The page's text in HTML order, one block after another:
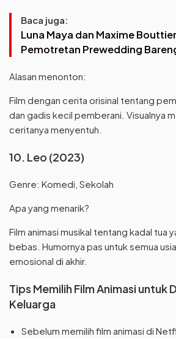
Baca juga:
Luna Maya dan Maxime
Pemotretan Prewedding
Alasan menonton:
Film dengan cerita orisinal tentang
dan gadis kecil pemberani. Visualnya
ceritanya menyentuh.
10. Leo (2023)
Genre: Komedi, Sekolah
Apa yang menarik?
Film animasi musikal tentang kadal tua
bebas. Humornya pas untuk semua
emosional di akhir.
Tips Memilih Film Animasi untuk
Keluarga
Sebelum memilih film animasi di